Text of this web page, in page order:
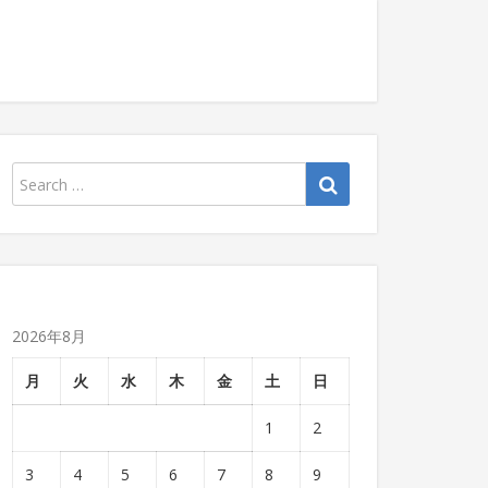
2026年8月
月 火 水 木 金 土 日
1 2
3 4 5 6 7 8 9